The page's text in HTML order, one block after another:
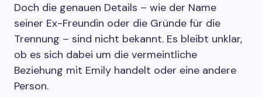
Doch die genauen Details – wie der Name
seiner Ex-Freundin oder die Gründe für die
Trennung – sind nicht bekannt. Es bleibt unklar,
ob es sich dabei um die vermeintliche
Beziehung mit Emily handelt oder eine andere
Person.